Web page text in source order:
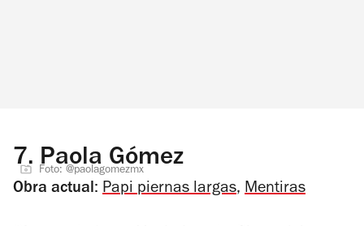
7. Paola Gómez
Foto: @paolagomezmx
Obra actual: Papi piernas largas, Mentiras